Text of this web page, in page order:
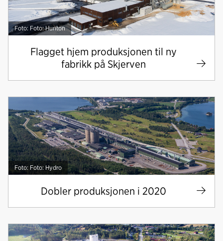
Foto: Foto: Hunton
Flagget hjem produksjonen til ny
fabrikk på Skjerven
Foto: Foto: Hydro
Dobler produksjonen i 2020